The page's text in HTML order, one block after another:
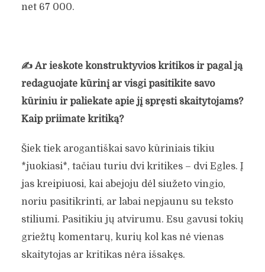
net 67 000.
✍️ Ar ieškote konstruktyvios kritikos ir pagal ją
redaguojate kūrinį ar visgi pasitikite savo
kūriniu ir paliekate apie jį spręsti skaitytojams?
Kaip priimate kritiką?
Šiek tiek arogantiškai savo kūriniais tikiu
*juokiasi*, tačiau turiu dvi kritikes – dvi Egles. Į
jas kreipiuosi, kai abejoju dėl siužeto vingio,
noriu pasitikrinti, ar labai nepjaunu su teksto
stiliumi. Pasitikiu jų atvirumu. Esu gavusi tokių
griežtų komentarų, kurių kol kas nė vienas
skaitytojas ar kritikas nėra išsakęs.